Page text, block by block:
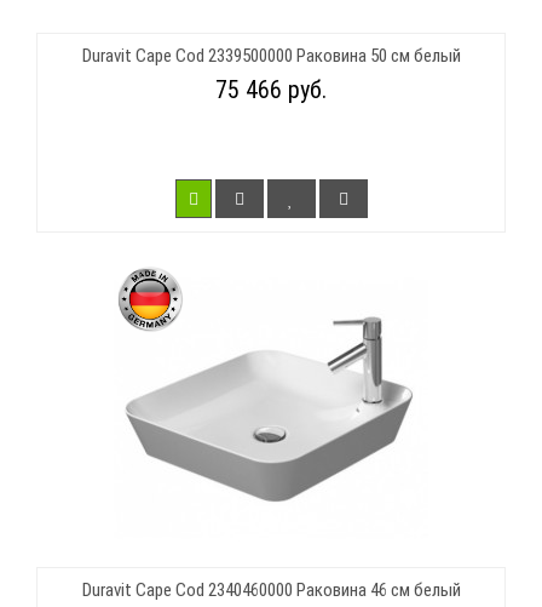
Duravit Cape Cod 2339500000 Раковина 50 см белый
75 466 руб.
Duravit Cape Cod 2340460000 Раковина 46 см белый